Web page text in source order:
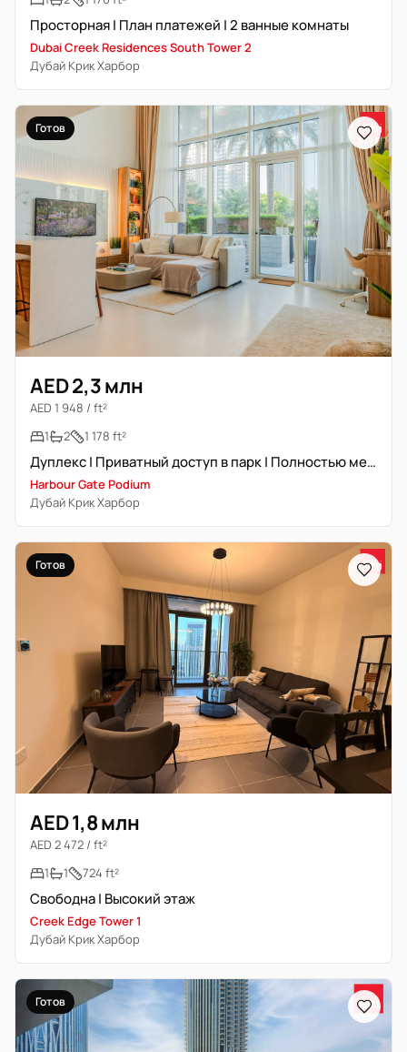
Просторная | План платежей | 2 ванные комнаты
Dubai Creek Residences South Tower 2
Дубай Крик Харбор
Готов
AED 2,3 млн
AED 1 948 / ft²
1
2 1 178 ft²
Дуплекс | Приватный доступ в парк | Полностью меблирована
Harbour Gate Podium
Дубай Крик Харбор
Готов
AED 1,8 млн
AED 2 472 / ft²
1
1 724 ft²
Свободна | Высокий этаж
Creek Edge Tower 1
Дубай Крик Харбор
Готов